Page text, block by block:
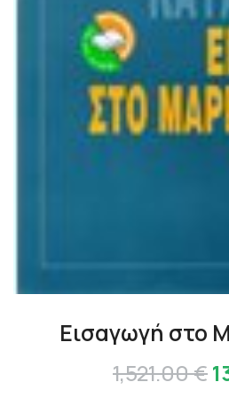
Εισαγωγή στο
1,521.00€